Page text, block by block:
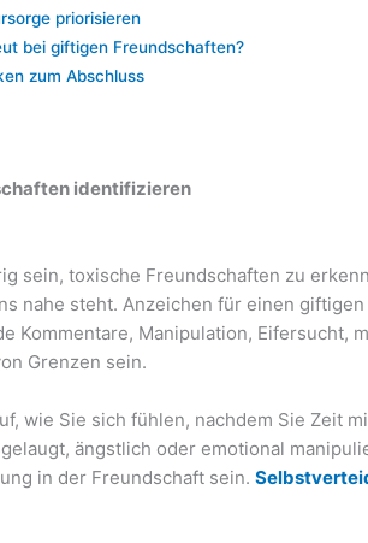
priorisieren
bei giftigen Freundschaften?
zum Abschluss
identifizieren
sein, toxische Freundschaften zu
nahe steht. Anzeichen für einen
Kommentare, Manipulation, Eifersucht,
Grenzen sein.
wie Sie sich fühlen, nachdem Sie Zeit
ängstlich oder emotional
in der Freundschaft sein.